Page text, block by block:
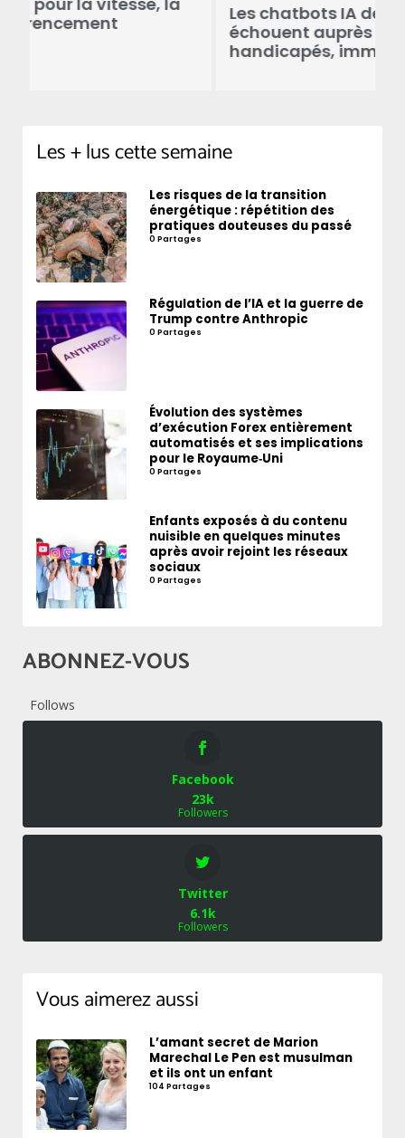
Les chatbots IA des banques
échouent auprès des utilisateurs
handicapés, immigrés et seniors
Les + lus cette semaine
Les risques de la transition
énergétique : répétition des
pratiques douteuses du passé
0 Partages
Régulation de l’IA et la guerre de
Trump contre Anthropic
0 Partages
Évolution des systèmes
d’exécution Forex entièrement
automatisés et ses implications
pour le Royaume‑Uni
0 Partages
Enfants exposés à du contenu
nuisible en quelques minutes
après avoir rejoint les réseaux
sociaux
0 Partages
ABONNEZ-VOUS
Follows
Facebook
23k
Followers
Twitter
6.1k
Followers
Vous aimerez aussi
L’amant secret de Marion
Marechal Le Pen est musulman
et ils ont un enfant
104 Partages